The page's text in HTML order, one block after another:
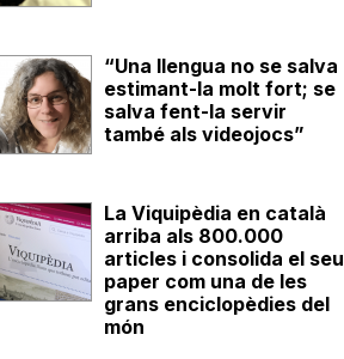
“Una llengua no se salva
estimant-la molt fort; se
salva fent-la servir
també als videojocs”
La Viquipèdia en català
arriba als 800.000
articles i consolida el seu
paper com una de les
grans enciclopèdies del
món